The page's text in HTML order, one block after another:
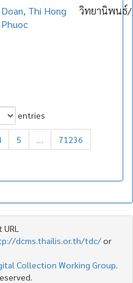
Doan, Thi Hong
Phuoc
วิทยานิพนธ์/
entries
5 …
71236
dcms.thailis.or.th/tdc/or
Collection Working Group.